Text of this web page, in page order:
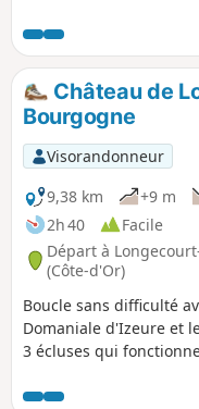
Château de
Bourgogne
Visorandonneur
9,38 km
+9 m
2h 40
Facile
Départ à
(Côte-d'Or)
Boucle sans difficulté
Domaniale d'Izeure et
3 écluses qui
et l'église.